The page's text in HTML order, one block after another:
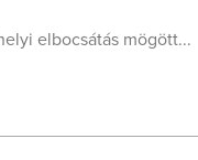
elbocsátás mögött...